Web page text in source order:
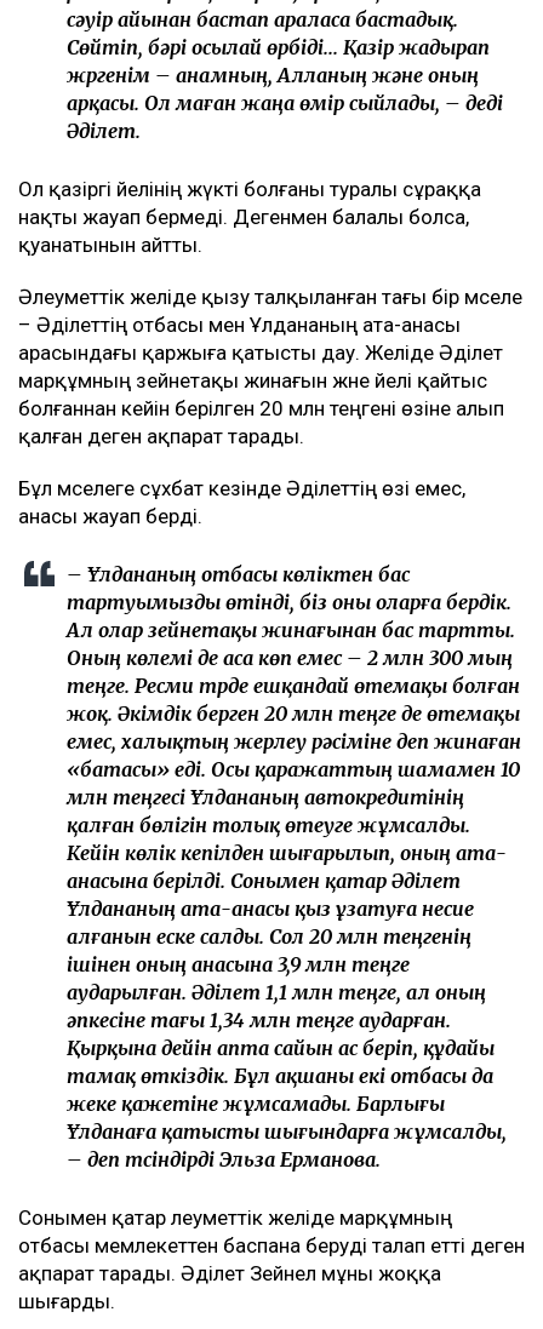
сәуір айынан бастап араласа бастадық.
Сөйтіп, бәрі осылай өрбіді... Қазір жадырап
жүргенім – анамның, Алланың және оның
арқасы. Ол маған жаңа өмір сыйлады, – деді
Әділет.
Ол қазіргі әйелінің жүкті болғаны туралы сұраққа
нақты жауап бермеді. Дегенмен балалы болса,
қуанатынын айтты.
Әлеуметтік желіде қызу талқыланған тағы бір мәселе
– Әділеттің отбасы мен Ұлдананың ата-анасы
арасындағы қаржыға қатысты дау. Желіде Әділет
марқұмның зейнетақы жинағын және әйелі қайтыс
болғаннан кейін берілген 20 млн теңгені өзіне алып
қалған деген ақпарат тарады.
Бұл мәселеге сұхбат кезінде Әділеттің өзі емес,
анасы жауап берді.
– Ұлдананың отбасы көліктен бас
тартуымызды өтінді, біз оны оларға бердік.
Ал олар зейнетақы жинағынан бас тартты.
Оның көлемі де аса көп емес – 2 млн 300 мың
теңге. Ресми түрде ешқандай өтемақы болған
жоқ. Әкімдік берген 20 млн теңге де өтемақы
емес, халықтың жерлеу рәсіміне деп жинаған
«батасы» еді. Осы қаражаттың шамамен 10
млн теңгесі Ұлдананың автокредитінің
қалған бөлігін толық өтеуге жұмсалды.
Кейін көлік кепілден шығарылып, оның ата-
анасына берілді. Сонымен қатар Әділет
Ұлдананың ата-анасы қыз ұзатуға несие
алғанын еске салды. Сол 20 млн теңгенің
ішінен оның анасына 3,9 млн теңге
аударылған. Әділет 1,1 млн теңге, ал оның
әпкесіне тағы 1,34 млн теңге аударған.
Қырқына дейін апта сайын ас беріп, құдайы
тамақ өткіздік. Бұл ақшаны екі отбасы да
жеке қажетіне жұмсамады. Барлығы
Ұлданаға қатысты шығындарға жұмсалды,
– деп түсіндірді Эльза Ерманова.
Сонымен қатар әлеуметтік желіде марқұмның
отбасы мемлекеттен баспана беруді талап етті деген
ақпарат тарады. Әділет Зейнел мұны жоққа
шығарды.